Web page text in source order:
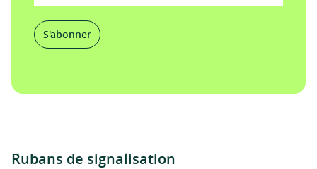
S'abonner
Rubans de signalisation